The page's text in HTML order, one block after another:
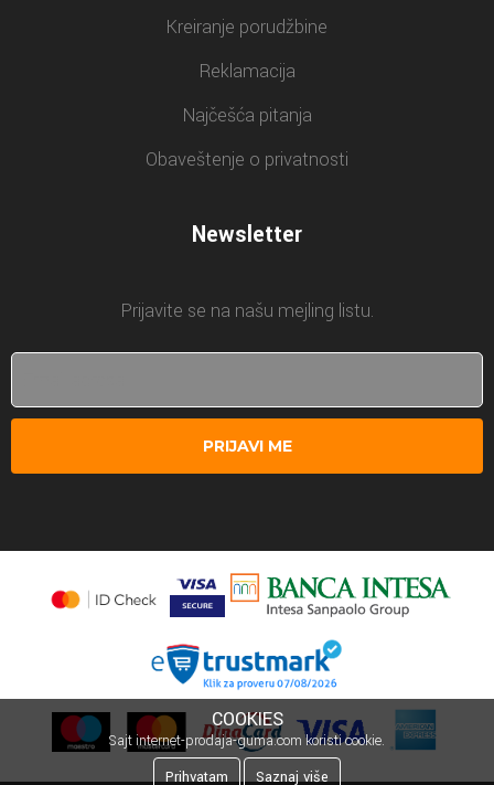
Kreiranje porudžbine
Reklamacija
Najčešća pitanja
Obaveštenje o privatnosti
Newsletter
Prijavite se na našu mejling listu.
PRIJAVI ME
COOKIES
Sajt internet-prodaja-guma.com koristi cookie.
Prihvatam
Saznaj više